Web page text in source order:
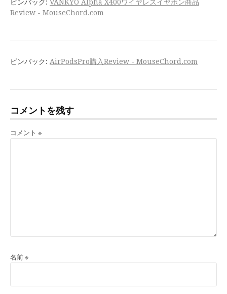
ピンバック: VANKYO Alpha X400ワイヤレスイヤホン商品
Review - MouseChord.com
ピンバック: AirPodsPro購入Review - MouseChord.com
コメントを残す
コメント ※
名前 ※